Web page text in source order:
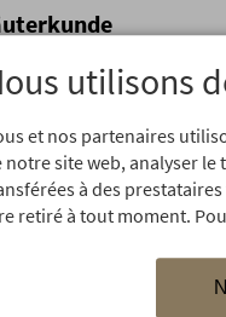
Allgäu-Zimmer
Kräuterhexe Conny
1500 m²
wechselnden
utilisons
et nos partenaires
notre site web, analyser
à des
retiré à tout moment.